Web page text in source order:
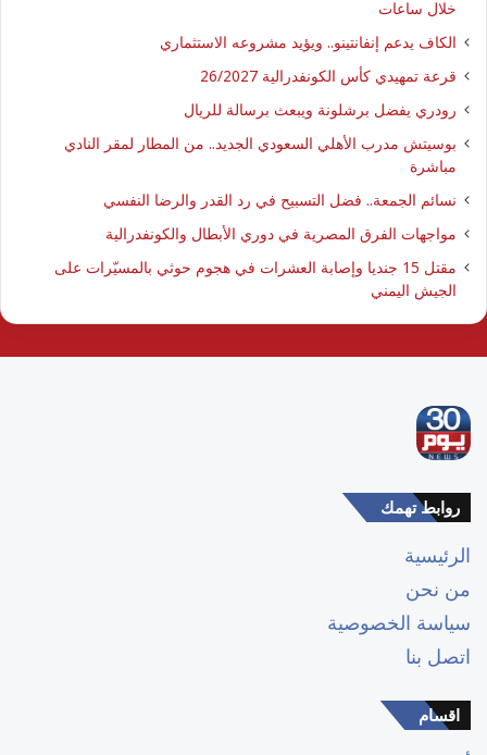
خلال ساعات
الكاف يدعم إنفانتينو.. ويؤيد مشروعه الاستثماري
قرعة تمهيدي كأس الكونفدرالية 26/2027
رودري يفضل برشلونة ويبعث برسالة للريال
بوسيتش مدرب الأهلي السعودي الجديد.. من المطار لمقر النادي
مباشرة
نسائم الجمعة.. فضل التسبيح في رد القدر والرضا النفسي
مواجهات الفرق المصرية في دوري الأبطال والكونفدرالية
مقتل 15 جنديا وإصابة العشرات في هجوم حوثي بالمسيّرات على
الجيش اليمني
روابط تهمك
الرئيسية
من نحن
سياسة الخصوصية
اتصل بنا
اقسام